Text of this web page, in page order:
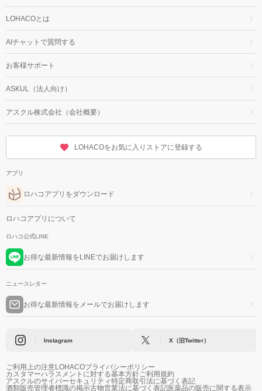
LOHACOとは
AIチャットで質問する
お客様サポート
ASKUL（法人向け）
アスクル株式会社（会社概要）
LOHACOをお気に入りストアに登録する
アプリ
ロハコアプリをダウンロード
ロハコアプリについて
ロハコ公式LINE
お得な最新情報をLINEでお届けします
ニュースレター
お得な最新情報をメールでお届けします
Instagram X（旧Twitter）
ご利用上の注意LOHACOプライバシーポリシー
カスタマーハラスメントに対する基本方針ご利用規約
アスクルのサイバーセキュリティ特定商取引法に基づく表記
酒類販売管理者標識の掲示古物営業法に基づく表記医薬品の販売に関する表示